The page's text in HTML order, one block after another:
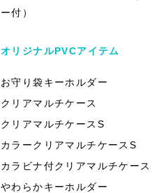
ー付）
オリジナルPVCアイテム
お守り袋キーホルダー
クリアマルチケース
クリアマルチケースS
カラークリアマルチケースS
カラビナ付クリアマルチケース
やわらかキーホルダー